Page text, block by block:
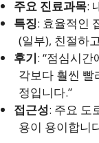
주요 진료과목:
특징: 효율적인
(일부), 친절하
후기: “점심시
각보다 훨씬 빨
정입니다.”
접근성: 주요 도
용이 용이합니